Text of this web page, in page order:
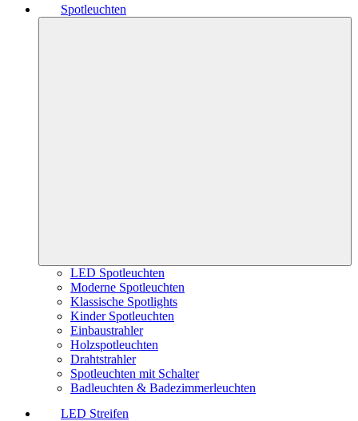
Spotleuchten
LED Spotleuchten
Moderne Spotleuchten
Klassische Spotlights
Kinder Spotleuchten
Einbaustrahler
Holzspotleuchten
Drahtstrahler
Spotleuchten mit Schalter
Badleuchten & Badezimmerleuchten
LED Streifen